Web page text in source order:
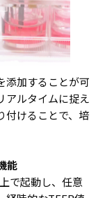
添加することが可
アルタイムに捉え
付けることで、培
能
で起動し、任意